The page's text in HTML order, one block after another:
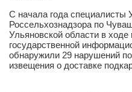
С начала года специалисты
Россельхознадзора по
Ульяновской области в
государственной
обнаружили 29 нарушений
извещения о доставке